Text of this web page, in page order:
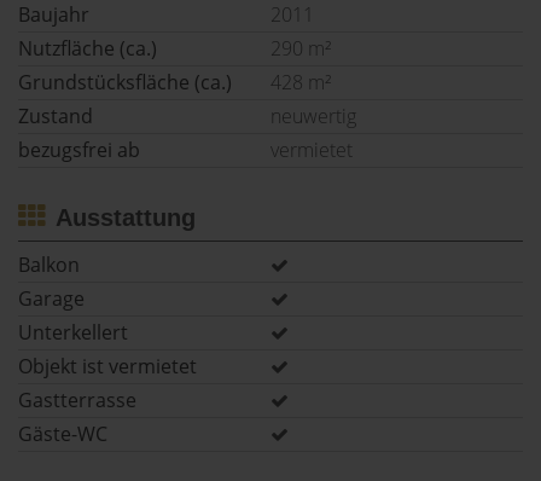
Baujahr
2011
Nutzfläche (ca.)
290 m²
Grundstücksfläche (ca.)
428 m²
Zustand
neuwertig
bezugsfrei ab
vermietet
Ausstattung
Balkon
Garage
Unterkellert
Objekt ist vermietet
Gastterrasse
Gäste-WC